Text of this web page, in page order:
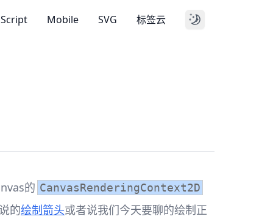
Mobile SVG 标签云
的 CanvasRenderingContext2D
的绘制箭头或者说我们今天要聊的绘制正